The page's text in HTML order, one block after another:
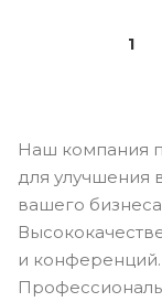
1
Наш компания
для улучшения
вашего
и